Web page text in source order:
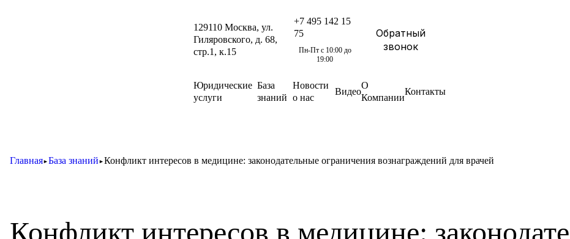
129110 Москва, ул.
Гиляровского, д. 68,
стр.1, к.15
+7 495 142 15
75
Пн-Пт с 10:00 до
19:00
Обратный
звонок
Юридические
услуги
База
знаний
Новости
о нас
Видео
О
Компании
Контакты
Главная►База знаний►Конфликт интересов в медицине: законодательные ограничения вознаграждений для врачей
Конфликт интересов в медицине: